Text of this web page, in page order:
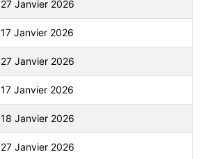
27 Janvier 2026
17 Janvier 2026
27 Janvier 2026
17 Janvier 2026
18 Janvier 2026
27 Janvier 2026